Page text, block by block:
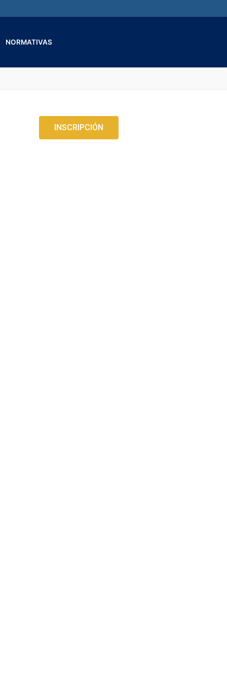
NORMATIVAS
INSCRIPCIÓN